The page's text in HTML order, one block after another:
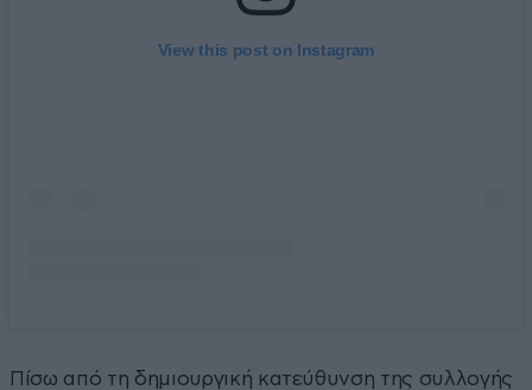
View this post on Instagram
Πίσω από τη δημιουργική κατεύθυνση της συλλογής